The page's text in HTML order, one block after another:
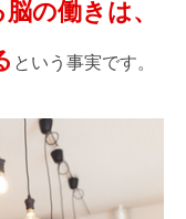
の働きは、
という事実です。